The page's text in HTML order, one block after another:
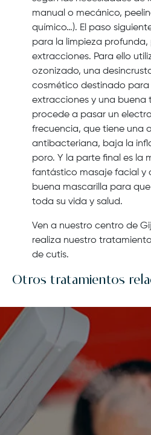
manual o mecánico,
químico…). El paso
para la limpieza profunda,
extracciones. Para ello
ozonizado, una
cosmético destinado para
extracciones y una buena
procede a pasar un
frecuencia, que tiene una
antibacteriana, baja la
poro. Y la parte final es la
fantástico masaje facial y
buena mascarilla para
toda su vida y salud.
Ven a nuestro centro de
realiza nuestro
de cutis.
Otros tratamientos